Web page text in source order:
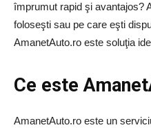
împrumut rapid şi avantajos?
foloseşti sau pe care eşti
AmanetAuto.ro este soluţia
Ce este
AmanetAuto.ro este un